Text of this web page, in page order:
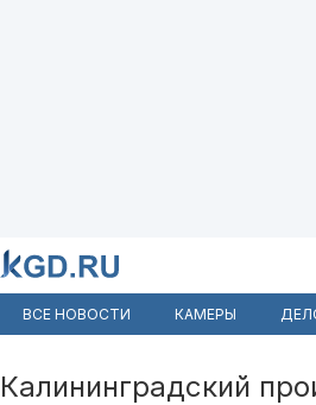
ВСЕ НОВОСТИ КАМЕРЫ
Калининградский